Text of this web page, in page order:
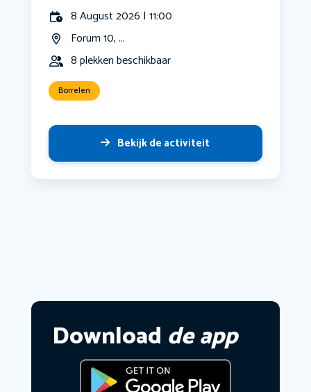
8 August 2026 | 11:00
Forum 10, ...
8 plekken beschikbaar
Borrelen
Bekijk de activiteit
Download de app